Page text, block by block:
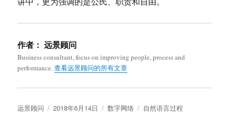
作者： 远景顾问
Business consultant, focus on improving people, process and
performance.查看远景顾问的所有文章
作
远景顾问
发
2018年6月14日
分
数字网络
标
自然语言过程